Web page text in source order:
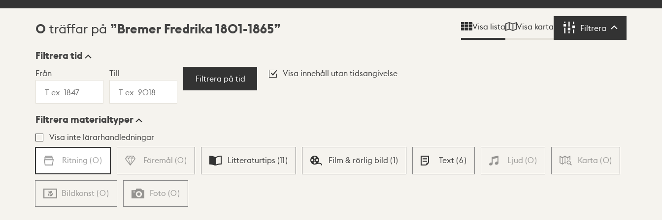
Sökresultat
0 träffar på Bremer Fredrika 1801-1865 Visa lista Visa karta Filtrera Filtrera
Visningsläge
Lista Karta
Filtrera tid
Från Till
Filtrera på tid
Visa innehåll utan tidsangivelse
Filtrera materialtyper
Visa inte lärarhandledningar
Ritning (0) Föremål (0) Litteraturtips (11) Film & rörlig bild (1) Text (6) Ljud (0) Karta (0)
Bildkonst (0) Foto (0)